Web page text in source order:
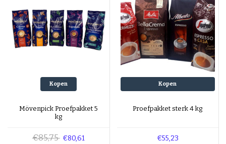
Kopen
Mövenpick Proefpakket 5
kg
€85,75 €80,61
Kopen
Proefpakket sterk 4 kg
€55,23